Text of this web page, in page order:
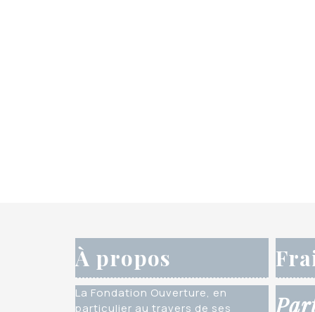
À propos
La Fondation Ouverture, en
particulier au travers de ses